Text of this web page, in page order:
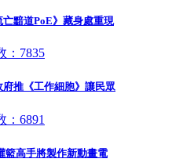
黯道PoE》藏身處重現
：7835
推《工作細胞》讓民眾
：6891
籃高手將製作新動畫電